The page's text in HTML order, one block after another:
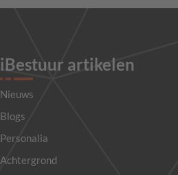
iBestuur artikelen
Nieuws
Blogs
Personalia
Achtergrond